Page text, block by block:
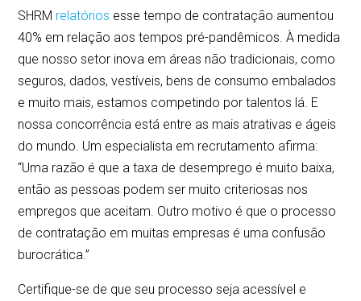
SHRM relatórios esse tempo de contratação aumentou
40% em relação aos tempos pré-pandêmicos. À medida
que nosso setor inova em áreas não tradicionais, como
seguros, dados, vestíveis, bens de consumo embalados
e muito mais, estamos competindo por talentos lá. E
nossa concorrência está entre as mais atrativas e ágeis
do mundo. Um especialista em recrutamento afirma:
“Uma razão é que a taxa de desemprego é muito baixa,
então as pessoas podem ser muito criteriosas nos
empregos que aceitam. Outro motivo é que o processo
de contratação em muitas empresas é uma confusão
burocrática.”
Certifique-se de que seu processo seja acessível e